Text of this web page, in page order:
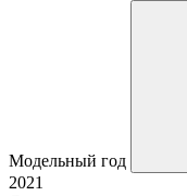
Модельный год
2021